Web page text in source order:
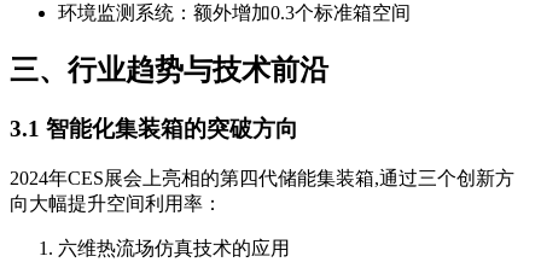
环境监测系统：额外增加0.3个标准箱空间
三、行业趋势与技术前沿
3.1 智能化集装箱的突破方向
2024年CES展会上亮相的第四代储能集装箱,通过三个创新方
向大幅提升空间利用率：
六维热流场仿真技术的应用